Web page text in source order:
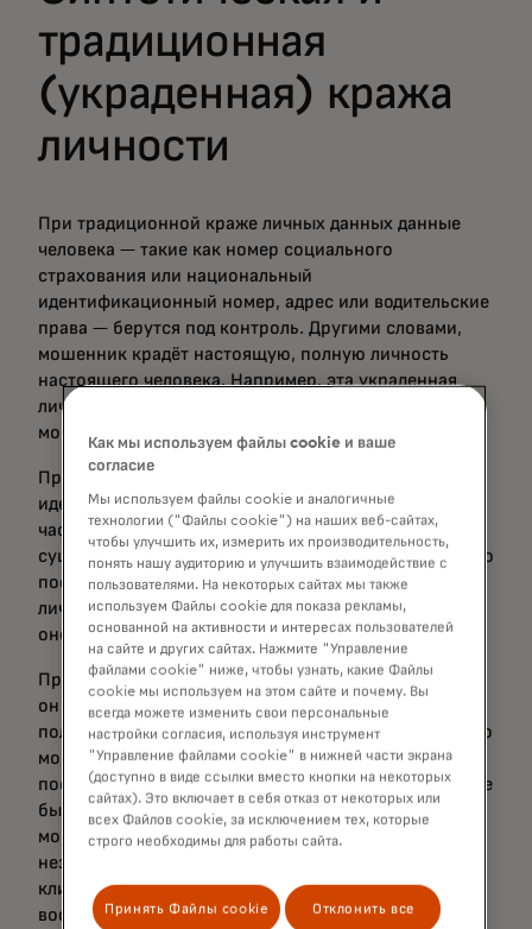
традиционная
(украденная) кража
личности
При традиционной краже личных данных данные
человека — такие как номер социального
страхования или национальный
идентификационный номер, адрес или водительские
права — берутся под контроль. Другими словами,
мошенник крадёт настоящую, полную личность
настоящего человека. Например, эта украденная
личность может быть использована для быстрой
мошеннической покупки.
При синтетическом мошенничестве с
идентификацией личность создаётся из разных
частей информации, и реального человека не
существует. На первый взгляд может показаться, что
поскольку мошенничество с синтетическими
личностями не нацелено на конкретного человека,
оно менее вредно. К сожалению, это не так.
Представьте, что клиент банка был обманут, а затем
он сообщает об этом мошенничестве, чтобы
получить компенсацию. Это значит, что банк знает о
мошенничестве и может его расследовать. Однако,
поскольку с синтетической идентичностью может не
быть связанного ни одного человека, такие
мошеннические атаки часто остаются
незамеченными. Без возможности рассчитывать на
клиента в предупреждении компании могут
воспринимать искусственные личности как
Как мы используем файлы cookie и ваше
согласие
Мы используем файлы cookie и аналогичные
технологии ("Файлы cookie") на наших веб-сайтах,
чтобы улучшить их, измерить их производительность,
понять нашу аудиторию и улучшить взаимодействие с
пользователями. На некоторых сайтах мы также
используем Файлы cookie для показа рекламы,
основанной на активности и интересах пользователей
на сайте и других сайтах. Нажмите "Управление
файлами cookie" ниже, чтобы узнать, какие Файлы
cookie мы используем на этом сайте и почему. Вы
всегда можете изменить свои персональные
настройки согласия, используя инструмент
"Управление файлами cookie" в нижней части экрана
(доступно в виде ссылки вместо кнопки на некоторых
сайтах). Это включает в себя отказ от некоторых или
всех Файлов cookie, за исключением тех, которые
строго необходимы для работы сайта.
Принять Файлы cookie Отклонить все